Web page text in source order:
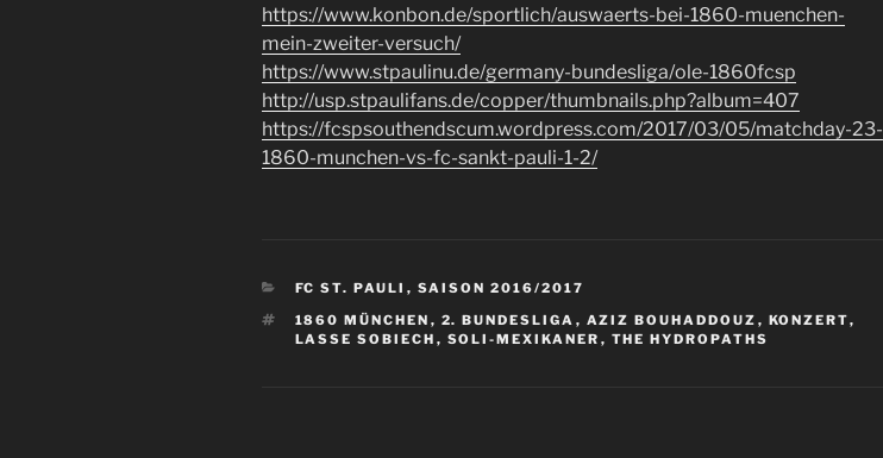
https://www.konbon.de/sportlich/auswaerts-bei-1860-muenchen-
mein-zweiter-versuch/
https://www.stpaulinu.de/germany-bundesliga/ole-1860fcsp
http://usp.stpaulifans.de/copper/thumbnails.php?album=407
https://fcspsouthendscum.wordpress.com/2017/03/05/matchday-23-
1860-munchen-vs-fc-sankt-pauli-1-2/
KATEGORIEN
FC ST. PAULI , SAISON 2016/2017
SCHLAGWÖRTER
1860 MÜNCHEN , 2. BUNDESLIGA , AZIZ BOUHADDOUZ , KONZERT,
LASSE SOBIECH , SOLI-MEXIKANER , THE HYDROPATHS